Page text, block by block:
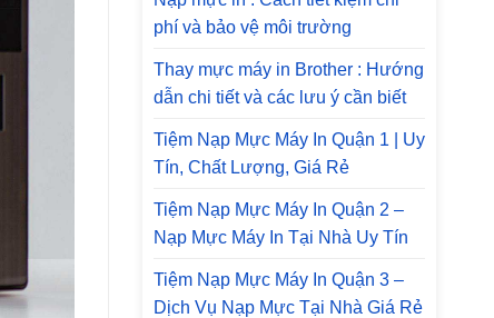
phí và bảo vệ môi trường
Thay mực máy in Brother : Hướng
dẫn chi tiết và các lưu ý cần biết
Tiệm Nạp Mực Máy In Quận 1 | Uy
Tín, Chất Lượng, Giá Rẻ
Tiệm Nạp Mực Máy In Quận 2 –
Nạp Mực Máy In Tại Nhà Uy Tín
Tiệm Nạp Mực Máy In Quận 3 –
Dịch Vụ Nạp Mực Tại Nhà Giá Rẻ